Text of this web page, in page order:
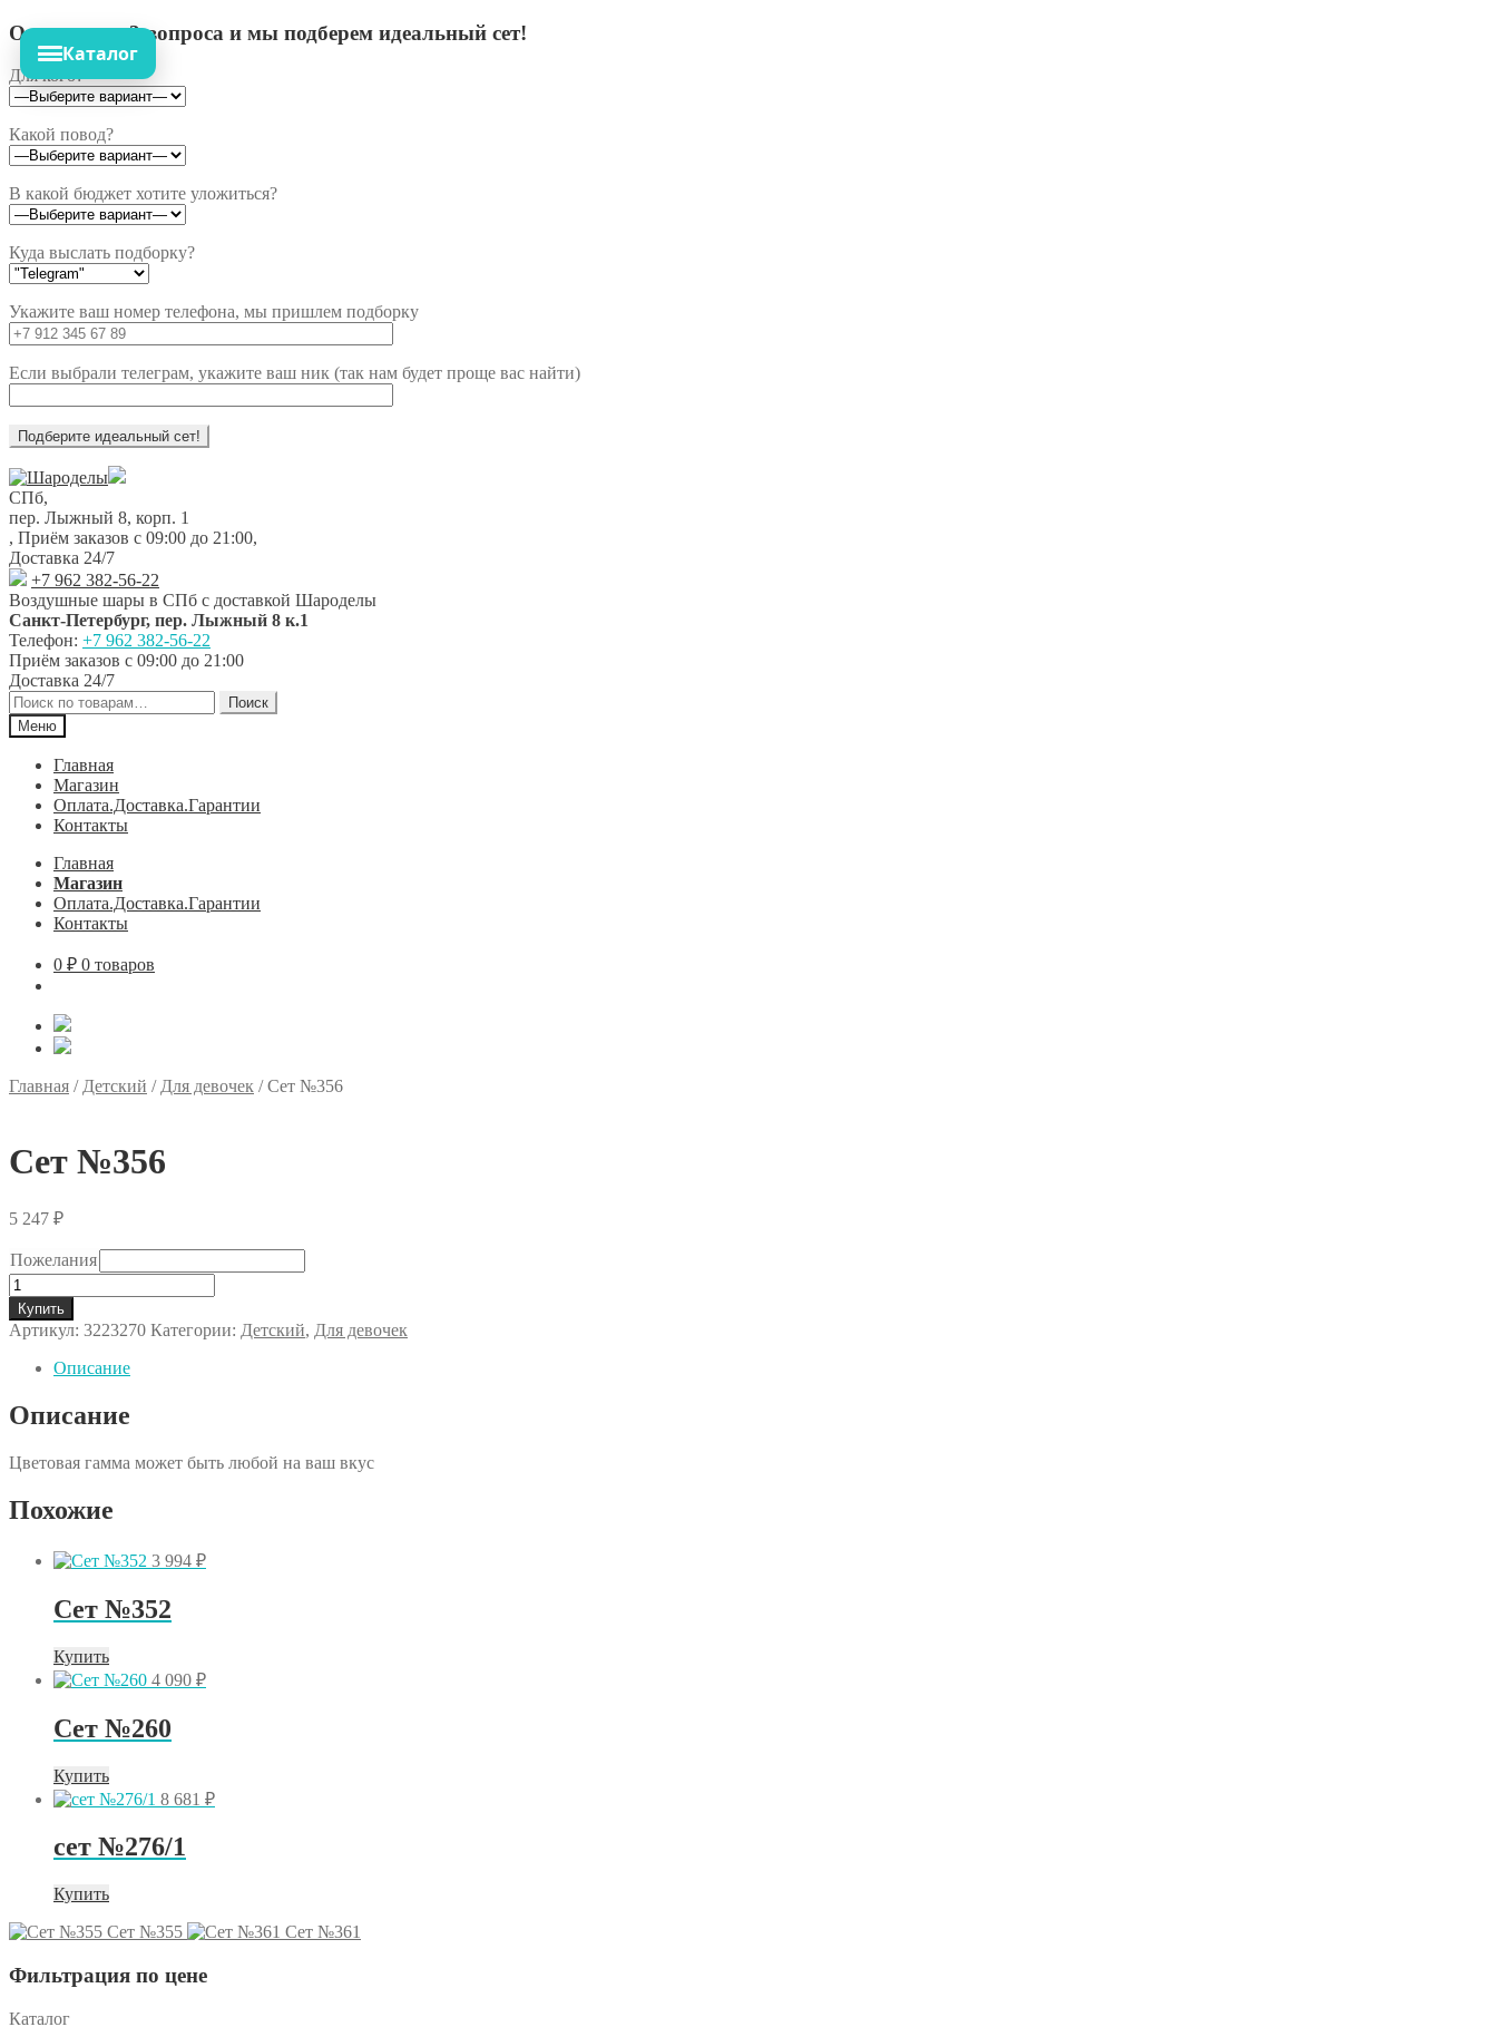
Ответьте на 3 вопроса и мы подберем идеальный сет!
Для кого?
Какой повод?
В какой бюджет хотите уложиться?
Куда выслать подборку?
Укажите ваш номер телефона, мы пришлем подборку
Если выбрали телеграм, укажите ваш ник (так нам будет проще вас найти)
Перейти
к
навигации
Перейти
к
содержимому
СПб,
пер. Лыжный 8, корп. 1
, Приём заказов с 09:00 до 21:00,
Доставка 24/7
+7 962 382-56-22
Воздушные шары в СПб с доставкой Шароделы
Санкт-Петербург, пер. Лыжный 8 к.1
Телефон: +7 962 382-56-22
Приём заказов с 09:00 до 21:00
Доставка 24/7
Искать:
Поиск
Меню
Главная
Магазин
Оплата.Доставка.Гарантии
Контакты
Главная
Магазин
Оплата.Доставка.Гарантии
Контакты
0 ₽ 0 товаров
Каталог
Главная /Детский /Для девочек /Сет №356
Сет №356
5 247 ₽
Пожелания
Количество
товара
Сет
№356
Купить
Артикул: 3223270 Категории: Детский, Для девочек
Описание
Описание
Цветовая гамма может быть любой на ваш вкус
Похожие
3 994 ₽
Сет №352
Купить
4 090 ₽
Сет №260
Купить
8 681 ₽
сет №276/1
Купить
Сет №355
Сет №361
Фильтрация по цене
Каталог